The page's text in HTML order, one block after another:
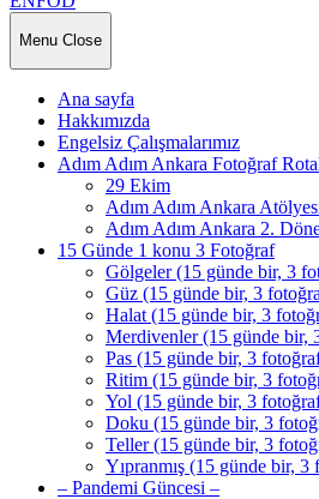
Menu Close
Ana sayfa
Hakkımızda
Engelsiz Çalışmalarımız
Adım Adım Ankara Fotoğraf
29 Ekim
Adım Adım Ankara
Adım Adım Ankara 2.
15 Günde 1 konu 3 Fotoğraf
Gölgeler (15 günde bir, 3
Güz (15 günde bir, 3
Halat (15 günde bir, 3
Merdivenler (15 günde bir,
Pas (15 günde bir, 3
Ritim (15 günde bir, 3
Yol (15 günde bir, 3
Doku (15 günde bir, 3
Teller (15 günde bir, 3
Yıpranmış (15 günde bir, 3
– Pandemi Güncesi –